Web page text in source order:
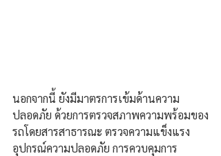
นอกจากนี้ ยังมีมาตรการเข้มด้านความ
ปลอดภัย ด้วยการตรวจสภาพความพร้อมของ
รถโดยสารสาธารณะ ตรวจความแข็งแรง
อุปกรณ์ความปลอดภัย การควบคุมการ